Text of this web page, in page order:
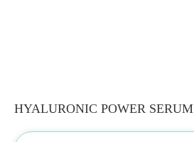
HYALURONIC POWER SERUM